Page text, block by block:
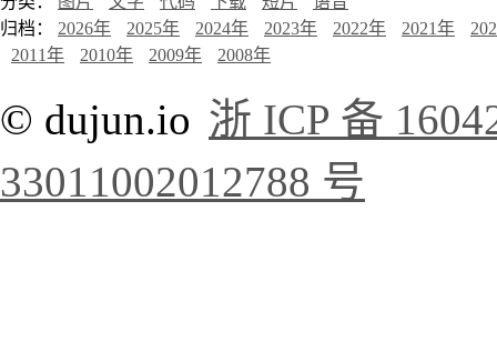
归档： 2026年 2025年 2024年 2023年 2022年 2021年
2011年
2010年 2009年 2008年
© dujun.io 浙 ICP 备
33011002012788 号